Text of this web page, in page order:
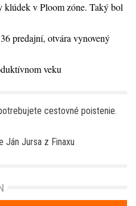
klúdek v Ploom zóne. Taký bol
predajní, otvára vynovený
veku
cestovné poistenie.
Ján Jursa z Finaxu